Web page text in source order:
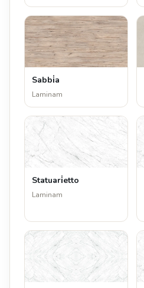
Sabbi̇a
Laminam
Statuari̇etto
Laminam